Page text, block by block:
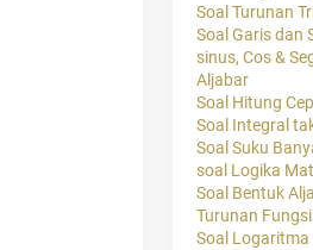
Soal Turunan
Soal Garis dan
sinus, Cos &
Aljabar
Soal Hitung
Soal Integral
Soal Suku
soal Logika
Soal Bentuk
Turunan Fungsi
Soal Logaritma